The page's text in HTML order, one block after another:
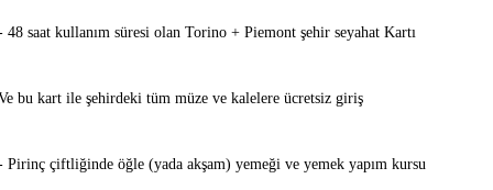
48 saat kullanım süresi olan Torino + Piemont şehir seyahat Kartı
bu kart ile şehirdeki tüm müze ve kalelere ücretsiz giriş
Pirinç çiftliğinde öğle (yada akşam) yemeği ve yemek yapım kursu